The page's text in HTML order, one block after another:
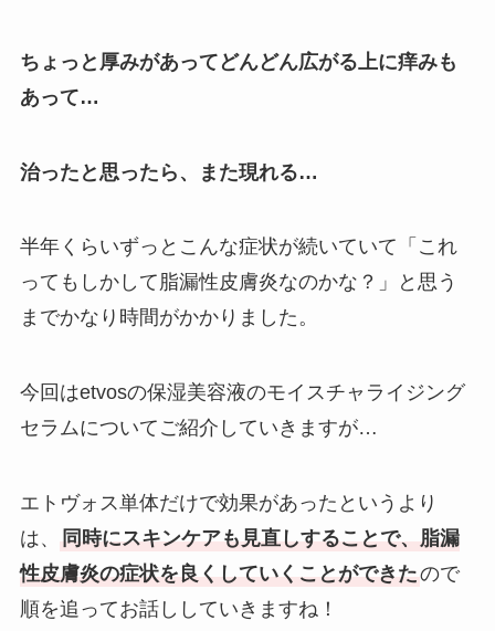
ちょっと厚みがあってどんどん広がる上に痒みも
あって…
治ったと思ったら、また現れる…
半年くらいずっとこんな症状が続いていて「これ
ってもしかして脂漏性皮膚炎なのかな？」と思う
までかなり時間がかかりました。
今回はetvosの保湿美容液のモイスチャライジング
セラムについてご紹介していきますが…
エトヴォス単体だけで効果があったというより
は、
同時にスキンケアも見直しすることで、脂漏
性皮膚炎の症状を良くしていくことができたので
順を追ってお話ししていきますね！